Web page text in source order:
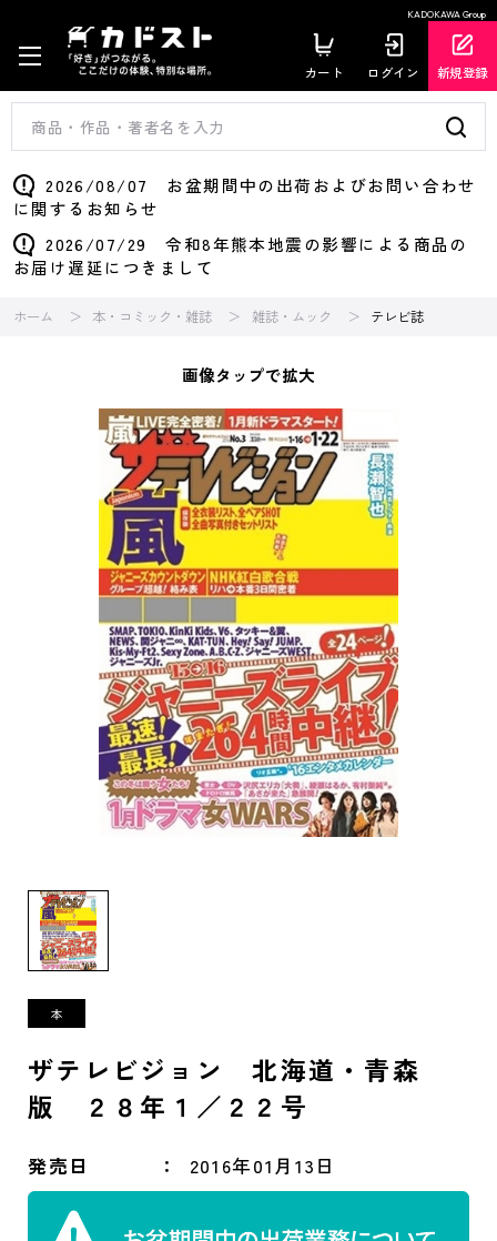
KADOKAWA Group
カート ログイン 新規登録
2026/08/07 お盆期間中の出荷およびお問い合わせ
に関するお知らせ
2026/07/29 令和8年熊本地震の影響による商品の
お届け遅延につきまして
ホーム 本・コミック・雑誌 雑誌・ムック テレビ誌
画像タップで拡大
ザテレビジョン 北海道・青森
版 ２８年１／２２号
発売日 2016年01月13日